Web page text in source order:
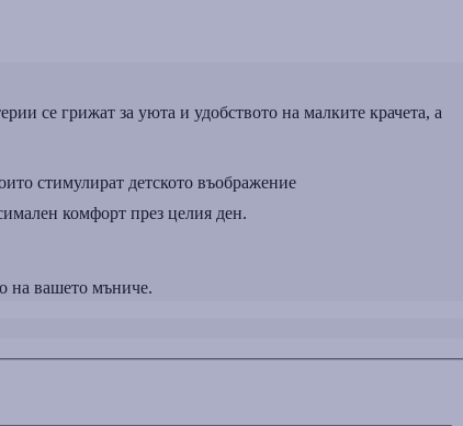
се грижат за уюта и удобството на малките крачета, а
стимулират детското въображение
комфорт през целия ден.
на вашето мъниче.